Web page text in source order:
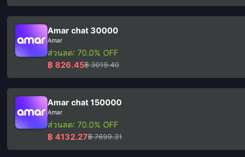
Amar chat 30000
Amar
ส่วนลด: 70.0% OFF
฿ 826.45฿ 3019.40
Amar chat 150000
Amar
ส่วนลด: 70.0% OFF
฿ 4132.27฿ 7699.31